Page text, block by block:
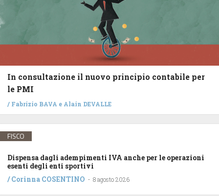
In consultazione il nuovo principio contabile per
le PMI
/ Fabrizio BAVA e Alain DEVALLE
FISCO
Dispensa dagli adempimenti IVA anche per le operazioni
esenti degli enti sportivi
/Corinna COSENTINO - 8 agosto 2026